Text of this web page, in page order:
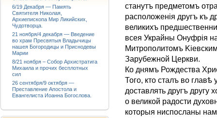
станутъ предметомъ
расположенія другъ къ
великихъ
всея Украйны Онуфрія
Митрополитомъ
Зарубежной Церкви.
Ко днямъ Рождества
Того, кто сталъ во главѣ
доставлять другъ
о великой радости
которыя ниспосланы
6/19 Декабря — Память
Святителя Николая,
Архиепископа Мир Ликийских,
Чудотворца.
21 ноября/4 декабря — Введение
во храм Пресвятыя Владычицы
нашея Богородицы и Приснодевы
Марии
8/21 ноября – Собор Архистратига
Михаила и прочих бесплотных
сил
26 сентября/9 октября —
Преставление Апостола и
Евангелиста Иоанна Богослова.